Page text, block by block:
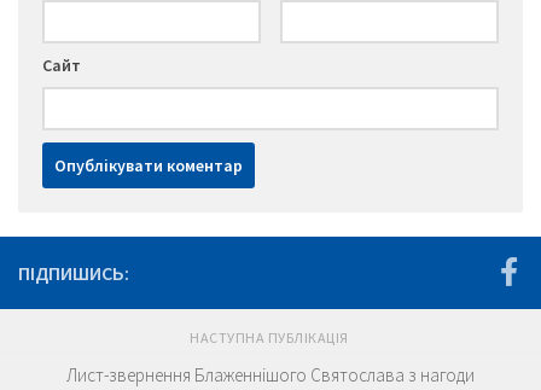
Сайт
ПІДПИШИСЬ:
НАСТУПНА ПУБЛІКАЦІЯ
Лист-звернення Блаженнішого Святослава з нагоди